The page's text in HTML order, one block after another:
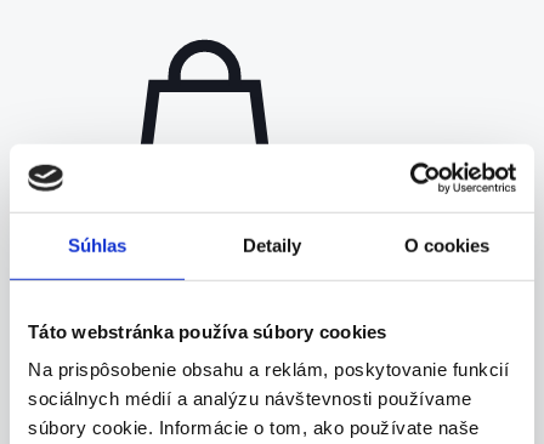
Súhlas Detaily O cookies
Táto webstránka používa súbory cookies
Na prispôsobenie obsahu a reklám, poskytovanie funkcií
sociálnych médií a analýzu návštevnosti používame
súbory cookie. Informácie o tom, ako používate naše